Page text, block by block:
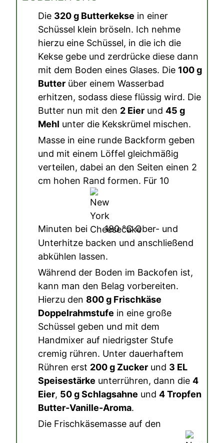
Die 320 g Butterkekse in einer
Schüssel klein bröseln. Ich nehme
hierzu eine Schüssel, in die ich die
Kekse gebe und zerdrücke diese dann
mit dem Boden eines Glases. Die 100 g
Butter über einem Wasserbad
erhitzen, sodass diese flüssig wird. Die
Butter nun mit den 2 Eier und 45 g
Mehl unter die Kekskrümel mischen.
Masse in eine runde Backform geben
und mit einem Löffel gleichmäßig
verteilen, dabei an den Seiten einen 2
cm hohen Rand formen. Für 10
Minuten bei 180°COber- und
Unterhitze backen und anschließend
abkühlen lassen.
Während der Boden im Backofen ist,
kann man den Belag vorbereiten.
Hierzu den 800 g Frischkäse
Doppelrahmstufe in eine große
Schüssel geben und mit dem
Handmixer auf niedrigster Stufe
cremig rühren. Unter dauerhaftem
Rühren erst 200 g Zucker und 3 EL
Speisestärke unterrühren, dann die 4
Eier, 50 g Schlagsahne und 4 Tropfen
Butter-Vanille-Aroma.
Die Frischkäsemasse auf den